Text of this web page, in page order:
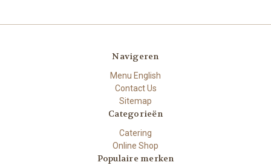
Navigeren
Menu English
Contact Us
Sitemap
Categorieën
Catering
Online Shop
Populaire merken